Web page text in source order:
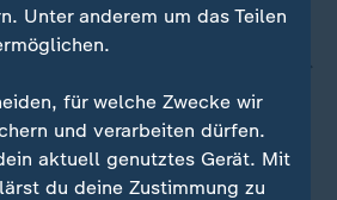
Unter anderem um das Teilen
für welche Zwecke wir
und verarbeiten dürfen.
aktuell genutztes Gerät. Mit
du deine Zustimmung zu